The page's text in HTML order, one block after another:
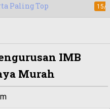
15/05/2020 Berapa
IMB
Murah